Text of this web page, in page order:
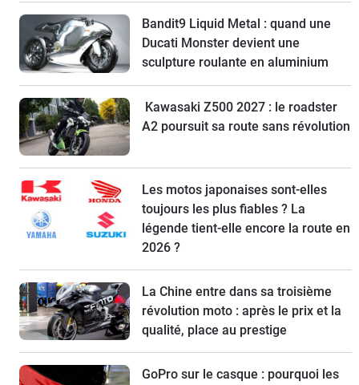
Bandit9 Liquid Metal : quand une
Ducati Monster devient une
sculpture roulante en aluminium
Kawasaki Z500 2027 : le roadster
A2 poursuit sa route sans révolution
Les motos japonaises sont-elles
toujours les plus fiables ? La
légende tient-elle encore la route en
2026 ?
La Chine entre dans sa troisième
révolution moto : après le prix et la
qualité, place au prestige
GoPro sur le casque : pourquoi les